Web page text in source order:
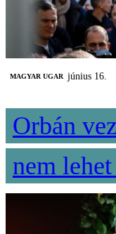
MAGYAR UGAR június 16.
Orbán
nem